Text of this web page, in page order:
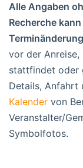
Alle Angaben
Recherche
vor der
stattfindet oder
Details, Anfahrt
Kalender von
Veranstalter/
Symbolfotos.